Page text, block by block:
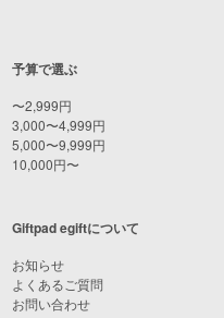
予算で選ぶ
〜2,999円
3,000〜4,999円
5,000〜9,999円
10,000円〜
Giftpad egiftについて
お知らせ
よくあるご質問
お問い合わせ